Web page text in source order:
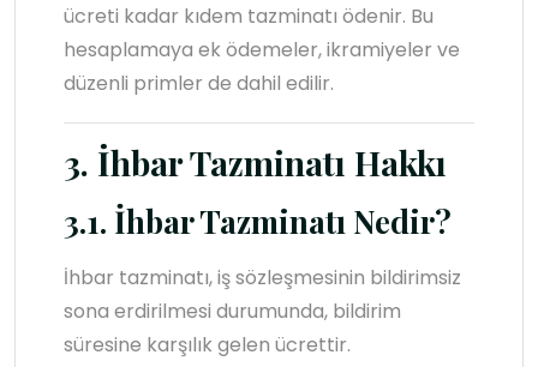
ücreti kadar kıdem tazminatı ödenir. Bu
hesaplamaya ek ödemeler, ikramiyeler ve
düzenli primler de dahil edilir.
3. İhbar Tazminatı Hakkı
3.1. İhbar Tazminatı Nedir?
İhbar tazminatı, iş sözleşmesinin bildirimsiz
sona erdirilmesi durumunda, bildirim
süresine karşılık gelen ücrettir.